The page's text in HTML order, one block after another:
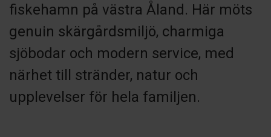
fiskehamn på västra Åland. Här möts
genuin skärgårdsmiljö, charmiga
sjöbodar och modern service, med
närhet till stränder, natur och
upplevelser för hela familjen.